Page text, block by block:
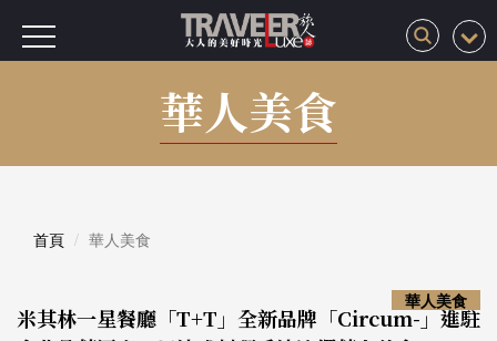
華人美食
首頁 華人美食
米其林一星餐廳「T+T」全新品牌「Circum-」進駐
華人美食